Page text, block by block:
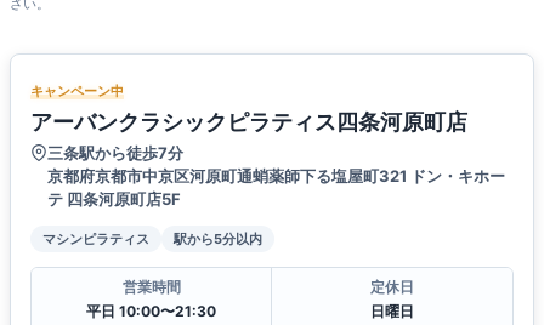
さい。
キャンペーン中
アーバンクラシックピラティス四条河原町店
三条駅から徒歩7分
京都府京都市中京区河原町通蛸薬師下る塩屋町321 ドン・キホー
テ 四条河原町店5F
マシンピラティス 駅から5分以内
営業時間
平日 10:00〜21:30
定休日
日曜日